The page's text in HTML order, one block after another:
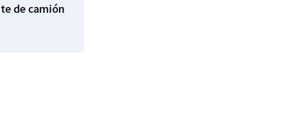
de camión